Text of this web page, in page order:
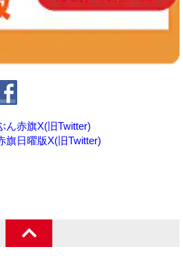
ん赤旗X(旧Twitter)
旗日曜版X(旧Twitter)